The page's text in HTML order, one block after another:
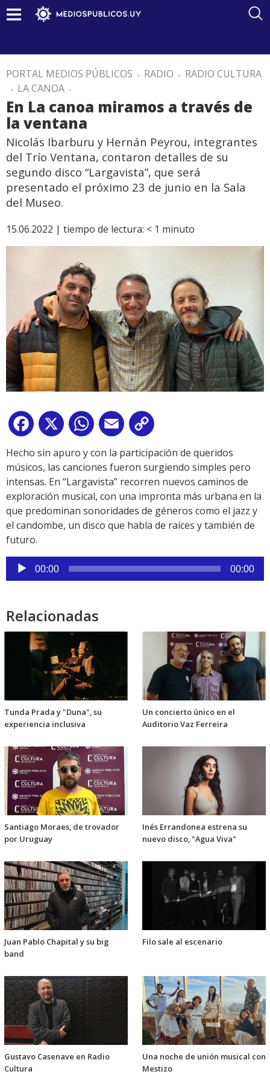
PORTAL MEDIOS PÚBLICOS . RADIO . RADIO CULTURA
. LA CANOA .
En La canoa miramos a través de
la ventana
Nicolás Ibarburu y Hernán Peyrou, integrantes
del Trío Ventana, contaron detalles de su
segundo disco “Largavista”, que será
presentado el próximo 23 de junio en la Sala
del Museo.
15.06.2022 | tiempo de lectura: < 1 minuto
Facebook
X WhatsApp
Email
Link
Hecho sin apuro y con la participación de queridos
músicos, las canciones fueron surgiendo simples pero
intensas. En “Largavista” recorren nuevos caminos de
exploración musical, con una impronta más urbana en la
que predominan sonoridades de géneros como el jazz y
el candombe, un disco que habla de raíces y también de
futuro.
Reproductor
de
00:00 00:00
Relacionadas
Tunda Prada y "Duna", su
experiencia inclusiva
Un concierto único en el
Auditorio Vaz Ferreira
Santiago Moraes, de trovador
por Uruguay
Inés Errandonea estrena su
nuevo disco, "Agua Viva"
Juan Pablo Chapital y su big
band
Filo sale al escenario
Gustavo Casenave en Radio
Cultura
Una noche de unión musical con
Mestizo